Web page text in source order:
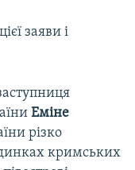
заяви і
Еміне
різко
кримських